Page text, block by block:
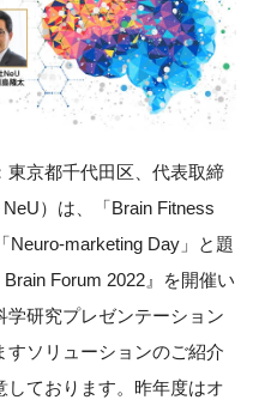
東京都千代田区、代表取締
）は、「Brain Fitness
Neuro-marketing Day」と題
Forum 2022』を開催い
学研究プレゼンテーション
すソリューションのご紹介
ております。 昨年度はオ